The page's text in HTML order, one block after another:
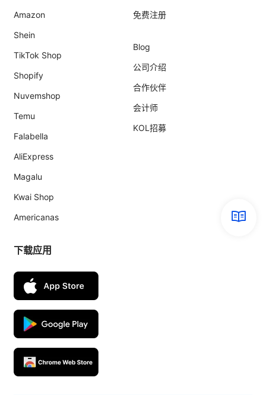
Amazon
Shein
TikTok Shop
Shopify
Nuvemshop
Temu
Falabella
AliExpress
Magalu
Kwai Shop
Americanas
免费注册
Blog
公司介绍
合作伙伴
会计师
KOL招募
下载应用